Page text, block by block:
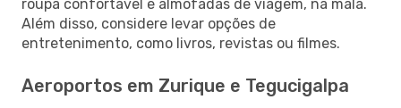
roupa confortável e almofadas de viagem, na mala.
Além disso, considere levar opções de
entretenimento, como livros, revistas ou filmes.
Aeroportos em Zurique e Tegucigalpa